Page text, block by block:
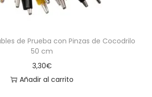
de Prueba con Pinzas de Cocodrilo
50 cm
3,30€
Añadir al carrito